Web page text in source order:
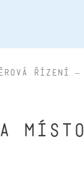
řízení
místo